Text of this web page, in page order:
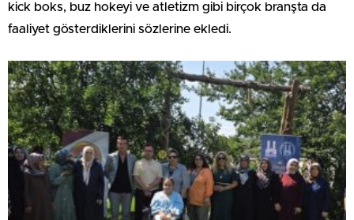
kick boks, buz hokeyi ve atletizm gibi birçok branşta da
faaliyet gösterdiklerini sözlerine ekledi.